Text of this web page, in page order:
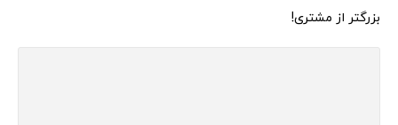
بزرگتر از مشتری!